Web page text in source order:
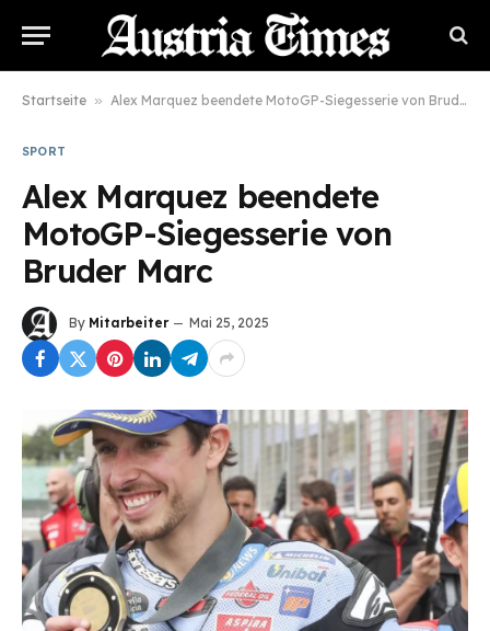
Startseite » Alex Marquez beendete MotoGP-Siegesserie von Bruder Marc
SPORT
Alex Marquez beendete
MotoGP-Siegesserie von
Bruder Marc
By Mitarbeiter Mai 25, 2025